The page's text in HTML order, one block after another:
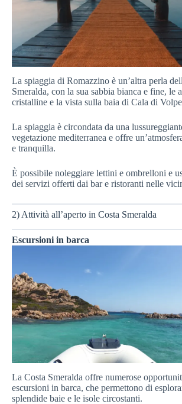
La spiaggia di Romazzino è un’altra perla
Smeralda, con la sua sabbia bianca e fine, le
cristalline e la vista sulla baia di Cala di
La spiaggia è circondata da una
vegetazione mediterranea e offre
e tranquilla.
È possibile noleggiare lettini e ombrelloni e
dei servizi offerti dai bar e ristoranti nelle
2) Attività all’aperto in Costa Smeralda
Escursioni in barca
La Costa Smeralda offre numerose
escursioni in barca, che permettono di
splendide baie e le isole circostanti.